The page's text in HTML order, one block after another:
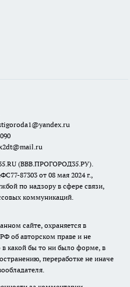
(ВВВ.ПРОГОРОД35.РУ).
87303 от 08 мая 2024 г.,
по надзору в сфере связи,
коммуникаций.
сайте, охраняется в
об авторском праве и не
какой бы то ни было форме, в
переработке не иначе